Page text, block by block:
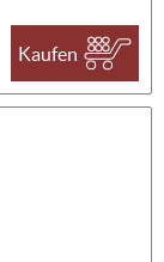
Kaufen